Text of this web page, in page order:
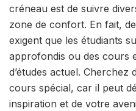
créneau est de suivre
zone de confort. En fait,
exigent que les étudiants
approfondis ou des cours
d’études actuel. Cherchez
cours spécial, car il peut
inspiration et de votre